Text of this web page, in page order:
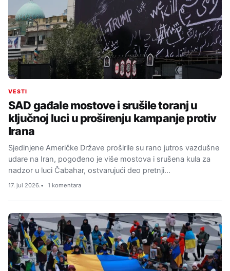
VESTI
SAD gađale mostove i srušile toranj u
ključnoj luci u proširenju kampanje protiv
Irana
Sjedinjene Američke Države proširile su rano jutros vazdušne
udare na Iran, pogođeno je više mostova i srušena kula za
nadzor u luci Čabahar, ostvarujući deo pretnji…
17. jul 2026. 1 komentara